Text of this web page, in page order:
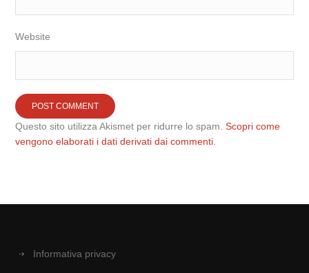
Website
Questo sito utilizza Akismet per ridurre lo spam.Scopri come
vengono elaborati i dati derivati dai commenti
Informativa privacy